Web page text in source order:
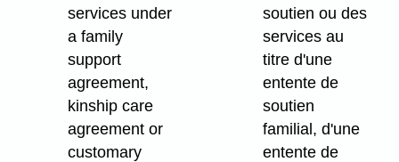
services under
a family
support
agreement,
kinship care
agreement or
customary
soutien ou des
services au
titre d'une
entente de
soutien
familial, d'une
entente de